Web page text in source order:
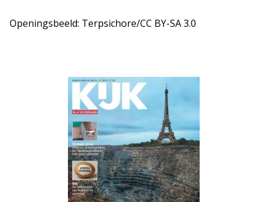
Openingsbeeld: Terpsichore/CC BY-SA 3.0